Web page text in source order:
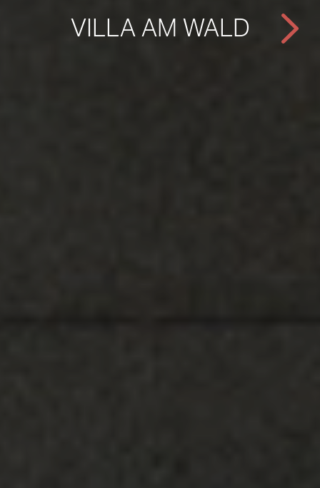
VILLA AM WALD